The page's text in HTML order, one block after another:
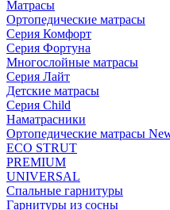
Матрасы
Ортопедические матрасы
Серия Комфорт
Серия Фортуна
Многослойные матрасы
Серия Лайт
Детские матрасы
Серия Child
Наматрасники
Ортопедические матрасы
ECO STRUT
PREMIUM
UNIVERSAL
Спальные гарнитуры
Гарнитуры из сосны